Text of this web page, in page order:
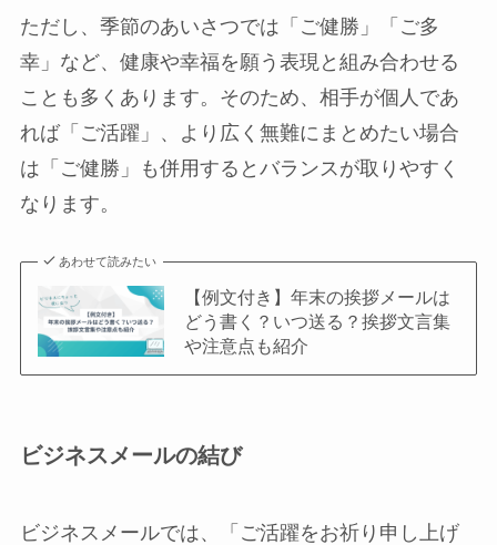
ただし、季節のあいさつでは「ご健勝」「ご多
幸」など、健康や幸福を願う表現と組み合わせる
ことも多くあります。そのため、相手が個人であ
れば「ご活躍」、より広く無難にまとめたい場合
は「ご健勝」も併用するとバランスが取りやすく
なります。
あわせて読みたい
【例文付き】年末の挨拶メールは
どう書く？いつ送る？挨拶文言集
や注意点も紹介
ビジネスメールの結び
ビジネスメールでは、「ご活躍をお祈り申し上げ